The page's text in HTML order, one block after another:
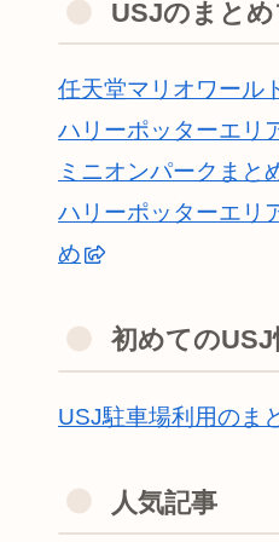
USJのまと
任天堂マリオワール
ハリーポッターエリ
ミニオンパークまと
ハリーポッターエリ
め
初めての
USJ駐車場利用のま
人気記事